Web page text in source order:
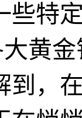
些特
大黄
到，